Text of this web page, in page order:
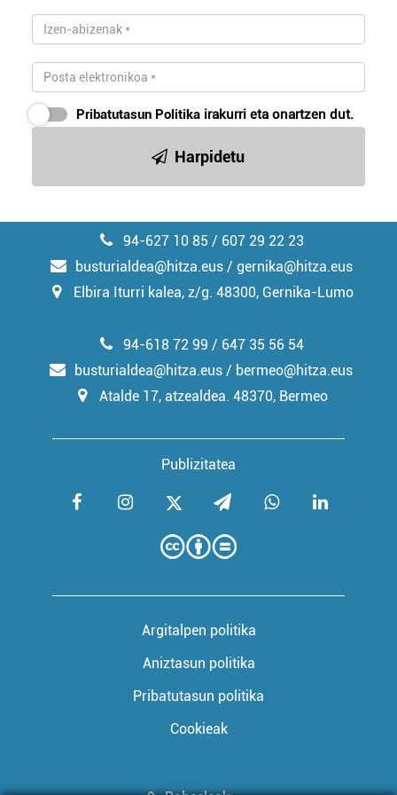
Pribatutasun Politika irakurri eta onartzen dut.
Harpidetu
94-627 10 85 / 607 29 22 23
busturialdea@hitza.eus / gernika@hitza.eus
Elbira Iturri kalea, z/g. 48300, Gernika-Lumo
Publizitatea
94-618 72 99 / 647 35 56 54
busturialdea@hitza.eus / bermeo@hitza.eus
Atalde 17, atzealdea. 48370, Bermeo
Argitalpen politika
Aniztasun politika
Pribatutasun politika
Cookieak